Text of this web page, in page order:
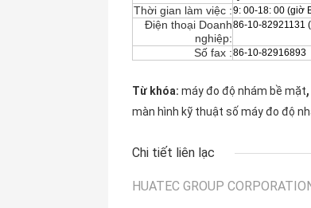
Thời gian làm việc :9: 00-18: 00 (giờ
Điện thoại Doanh
nghiệp:
86-10-82921131
Số fax :86-10-82916893
Từ khóa: máy đo độ nhám bề mặt,
màn hình kỹ thuật số máy đo độ
Chi tiết liên lạc
HUATEC GROUP